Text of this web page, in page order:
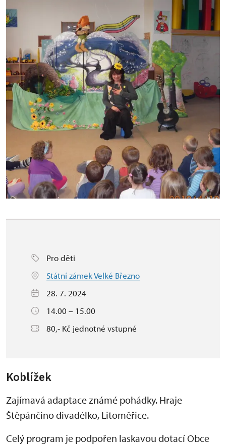
Pro děti
Státní zámek Velké Březno
28. 7. 2024
14.00 – 15.00
80,- Kč jednotné vstupné
Koblížek
Zajímavá adaptace známé pohádky. Hraje
Štěpánčino divadélko, Litoměřice.
Celý program je podpořen laskavou dotací Obce